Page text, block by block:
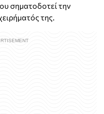
σηματοδοτεί την
της.